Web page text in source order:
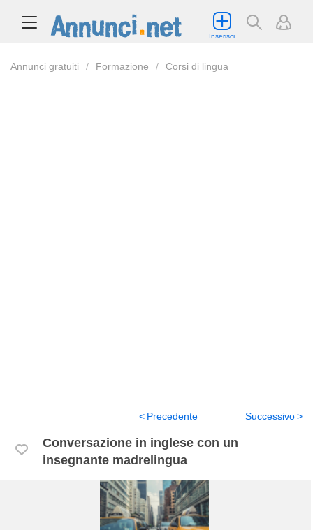
Inserisci
Annunci gratuiti Formazione Corsi di lingua
Conversazione in inglese con un
insegnante madrelingua
Precedente Successivo